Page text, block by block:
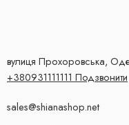
вулиця Прохоровська,
+380931111111 Подзвонити
sales@shianashop.net